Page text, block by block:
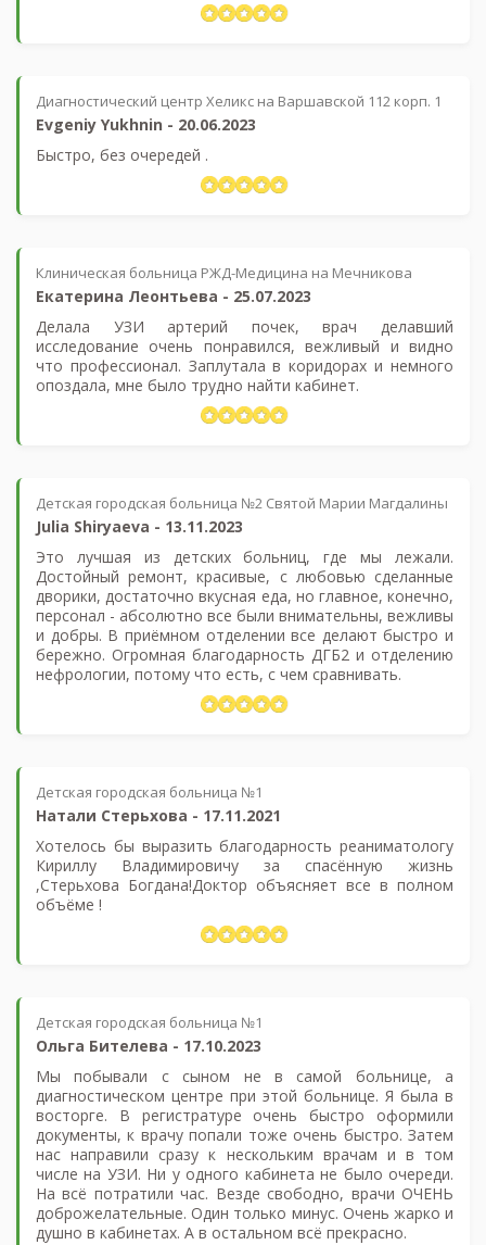
Диагностический центр Хеликс на Варшавской 112 корп. 1
​Evgeniy Yukhnin - 20.06.2023
Быстро, без очередей .
Клиническая больница РЖД-Медицина на Мечникова
Екатерина Леонтьева - 25.07.2023
Делала УЗИ артерий почек, врач делавший
исследование очень понравился, вежливый и видно
что профессионал. Заплутала в коридорах и немного
опоздала, мне было трудно найти кабинет.
Детская городская больница №2 Святой Марии Магдалины
Julia Shiryaeva - 13.11.2023
Это лучшая из детских больниц, где мы лежали.
Достойный ремонт, красивые, с любовью сделанные
дворики, достаточно вкусная еда, но главное, конечно,
персонал - абсолютно все были внимательны, вежливы
и добры. В приёмном отделении все делают быстро и
бережно. Огромная благодарность ДГБ2 и отделению
нефрологии, потому что есть, с чем сравнивать.
Детская городская больница №1
Натали Стерьхова - 17.11.2021
Хотелось бы выразить благодарность реаниматологу
Кириллу Владимировичу за спасённую жизнь
,Стерьхова Богдана!Доктор объясняет все в полном
объёме !
Детская городская больница №1
Ольга Бителева - 17.10.2023
Мы побывали с сыном не в самой больнице, а
диагностическом центре при этой больнице. Я была в
восторге. В регистратуре очень быстро оформили
документы, к врачу попали тоже очень быстро. Затем
нас направили сразу к нескольким врачам и в том
числе на УЗИ. Ни у одного кабинета не было очереди.
На всё потратили час. Везде свободно, врачи ОЧЕНЬ
доброжелательные. Один только минус. Очень жарко и
душно в кабинетах. А в остальном всё прекрасно.